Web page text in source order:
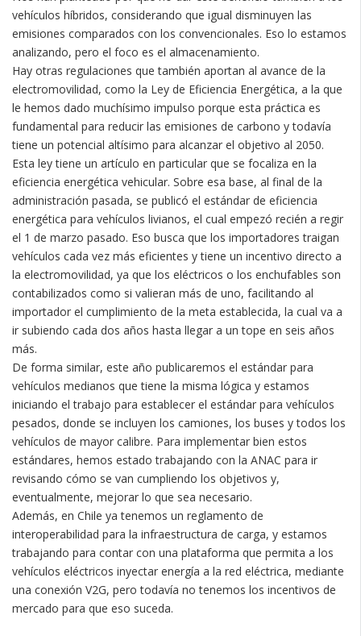
vehículos híbridos, considerando que igual disminuyen las
emisiones comparados con los convencionales. Eso lo estamos
analizando, pero el foco es el almacenamiento.
Hay otras regulaciones que también aportan al avance de la
electromovilidad, como la Ley de Eficiencia Energética, a la que
le hemos dado muchísimo impulso porque esta práctica es
fundamental para reducir las emisiones de carbono y todavía
tiene un potencial altísimo para alcanzar el objetivo al 2050.
Esta ley tiene un artículo en particular que se focaliza en la
eficiencia energética vehicular. Sobre esa base, al final de la
administración pasada, se publicó el estándar de eficiencia
energética para vehículos livianos, el cual empezó recién a regir
el 1 de marzo pasado. Eso busca que los importadores traigan
vehículos cada vez más eficientes y tiene un incentivo directo a
la electromovilidad, ya que los eléctricos o los enchufables son
contabilizados como si valieran más de uno, facilitando al
importador el cumplimiento de la meta establecida, la cual va a
ir subiendo cada dos años hasta llegar a un tope en seis años
más.
De forma similar, este año publicaremos el estándar para
vehículos medianos que tiene la misma lógica y estamos
iniciando el trabajo para establecer el estándar para vehículos
pesados, donde se incluyen los camiones, los buses y todos los
vehículos de mayor calibre. Para implementar bien estos
estándares, hemos estado trabajando con la ANAC para ir
revisando cómo se van cumpliendo los objetivos y,
eventualmente, mejorar lo que sea necesario.
Además, en Chile ya tenemos un reglamento de
interoperabilidad para la infraestructura de carga, y estamos
trabajando para contar con una plataforma que permita a los
vehículos eléctricos inyectar energía a la red eléctrica, mediante
una conexión V2G, pero todavía no tenemos los incentivos de
mercado para que eso suceda.